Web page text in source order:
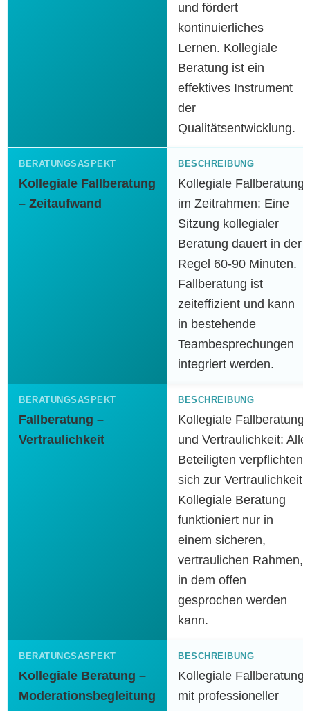
und fördert
kontinuierliches
Lernen. Kollegiale
Beratung ist ein
effektives Instrument
der
Qualitätsentwicklung.
Kollegiale Fallberatung
– Zeitaufwand
Kollegiale Fallberatung
im Zeitrahmen: Eine
Sitzung kollegialer
Beratung dauert in der
Regel 60-90 Minuten.
Fallberatung ist
zeiteffizient und kann
in bestehende
Teambesprechungen
integriert werden.
Fallberatung –
Vertraulichkeit
Kollegiale Fallberatung
und Vertraulichkeit: Alle
Beteiligten verpflichten
sich zur Vertraulichkeit.
Kollegiale Beratung
funktioniert nur in
einem sicheren,
vertraulichen Rahmen,
in dem offen
gesprochen werden
kann.
Kollegiale Beratung –
Moderationsbegleitung
Kollegiale Fallberatung
mit professioneller